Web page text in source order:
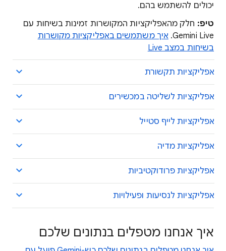
יכולים להשתמש בהם.
טיפ: חלק מהאפליקציות המקושרות זמינות בשיחות עם
Gemini Live. איך משתמשים באפליקציות מקושרות
בשיחות במצב Live
אפליקציות תקשורת
אפליקציות לשליטה במכשירים
אפליקציות לייף סטייל
אפליקציות מדיה
אפליקציות פרודוקטיביות
אפליקציות לנסיעות ופעילויות
איך אנחנו מטפלים בנתונים שלכם